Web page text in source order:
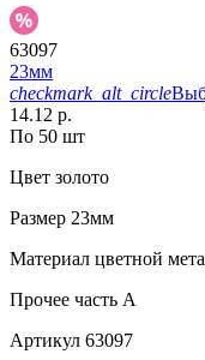
63097
23мм
checkmark_alt_circle
14.12 р.
По 50 шт
Цвет золото
Размер 23мм
Материал цветной
Прочее часть A
Артикул 63097